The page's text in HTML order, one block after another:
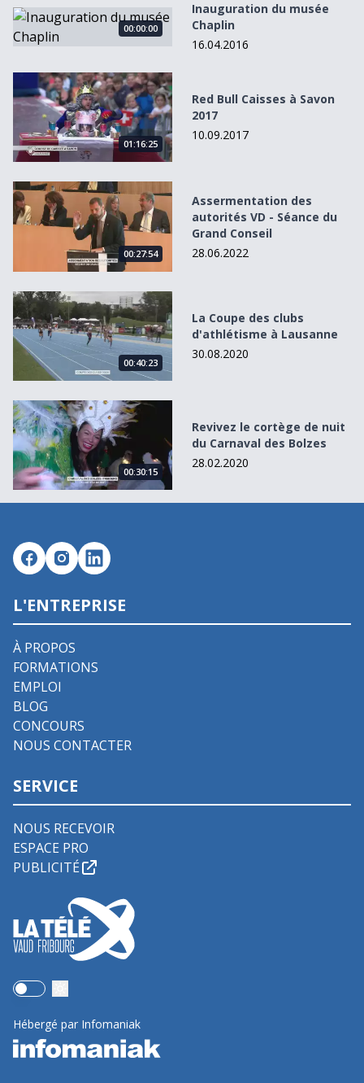
Inauguration du musée Chaplin
00:00:00
Inauguration du musée
Chaplin
16.04.2016
Red Bull Caisses à Savon 2017
01:16:25
Red Bull Caisses à Savon
2017
10.09.2017
Assermentation des autorités VD - Séance du Grand
00:27:54
Assermentation des
autorités VD - Séance du
Grand Conseil
28.06.2022
La Coupe des clubs d&#039;athlétisme à Lausanne
00:40:23
La Coupe des clubs
d'athlétisme à Lausanne
30.08.2020
Revivez le cortège de nuit du Carnaval des Bolzes
00:30:15
Revivez le cortège de nuit
du Carnaval des Bolzes
28.02.2020
L'ENTREPRISE
À PROPOS
FORMATIONS
EMPLOI
BLOG
CONCOURS
NOUS CONTACTER
SERVICE
NOUS RECEVOIR
ESPACE PRO
PUBLICITÉ
Use setting
Hébergé par Infomaniak